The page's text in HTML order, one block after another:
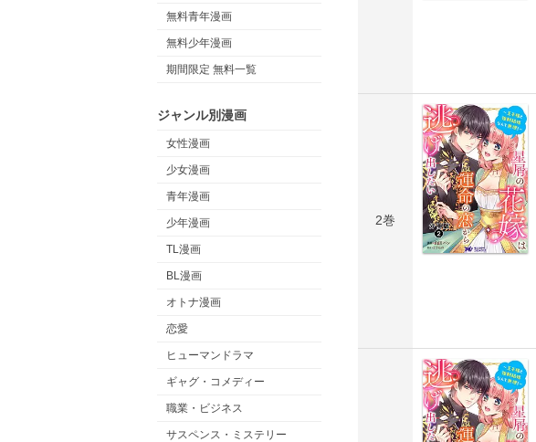
無料青年漫画
無料少年漫画
期間限定 無料一覧
ジャンル別漫画
女性漫画
少女漫画
青年漫画
少年漫画
TL漫画
BL漫画
オトナ漫画
恋愛
ヒューマンドラマ
ギャグ・コメディー
職業・ビジネス
サスペンス・ミステリー
2巻